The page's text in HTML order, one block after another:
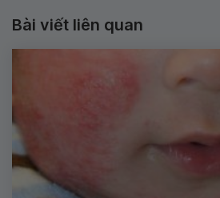
Bài viết liên quan